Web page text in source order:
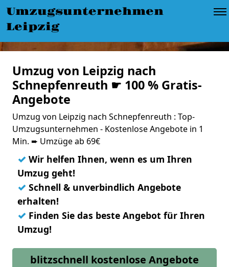
Umzugsunternehmen
Leipzig
Umzug von Leipzig nach
Schnepfenreuth ☛ 100 % Gratis-
Angebote
Umzug von Leipzig nach Schnepfenreuth : Top-
Umzugsunternehmen - Kostenlose Angebote in 1
Min. ➨ Umzüge ab 69€
✓ Wir helfen Ihnen, wenn es um Ihren
Umzug geht!
✓ Schnell & unverbindlich Angebote
erhalten!
✓ Finden Sie das beste Angebot für Ihren
Umzug!
blitzschnell kostenlose Angebote